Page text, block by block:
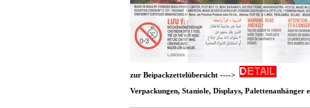
zur Beipackzettelübersicht ---->
Verpackungen, Staniole, Displays, Palettenanhänger